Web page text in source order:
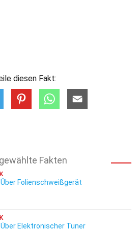
diesen Fakt:
Fakten
Folienschweißgerät
Elektronischer Tuner